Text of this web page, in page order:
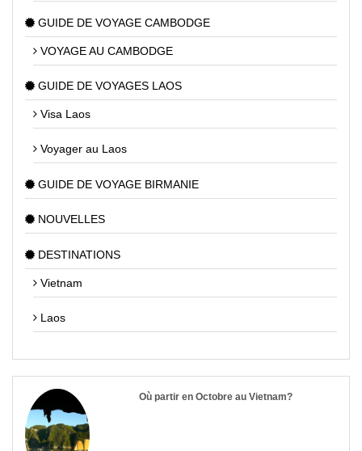
GUIDE DE VOYAGE CAMBODGE
VOYAGE AU CAMBODGE
GUIDE DE VOYAGES LAOS
Visa Laos
Voyager au Laos
GUIDE DE VOYAGE BIRMANIE
NOUVELLES
DESTINATIONS
Vietnam
Laos
Où partir en Octobre au Vietnam?